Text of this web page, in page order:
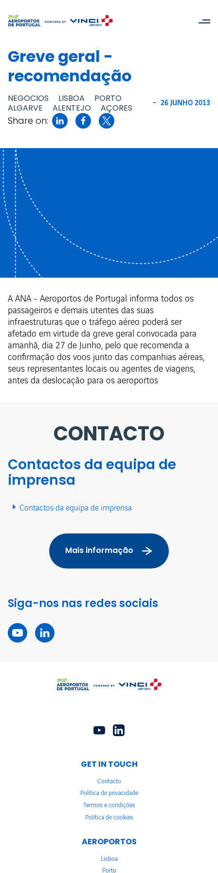
Greve geral -
recomendação
NEGOCIOS LISBOA
PORTO
ALGARVE
ALENTEJO AÇORES - 26 JUNHO 2013
Share on:
A ANA - Aeroportos de Portugal informa todos os
passageiros e demais utentes das suas
infraestruturas que o tráfego aéreo poderá ser
afetado em virtude da greve geral convocada para
amanhã, dia 27 de Junho, pelo que recomenda a
confirmação dos voos junto das companhias aéreas,
seus representantes locais ou agentes de viagens,
antes da deslocação para os aeroportos
CONTACTO
Contactos da equipa de
imprensa
Contactos da equipa de imprensa
Mais informação
Siga-nos nas redes sociais
GET IN TOUCH
Contacto
Política de privacidade
Termos e condições
Política de cookies
AEROPORTOS
Lisboa
Porto